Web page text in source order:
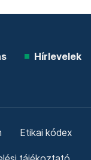
Hírlevelek
Etikai kódex